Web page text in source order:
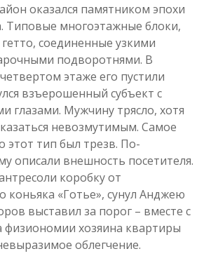
оказался памятником эпохи
Типовые многоэтажные блоки,
соединенные узкими
подворотнями. В
этаже его пустили
взъерошенный субъект с
глазами. Мужчину трясло, хотя
невозмутимым. Самое
этот тип был трезв. По-
описали внешность посетителя.
коробку от
коньяка «Готье», сунул Анджею
выставил за порог – вместе с
физиономии хозяина квартиры
облегчение.